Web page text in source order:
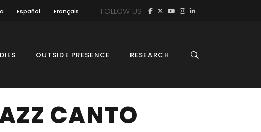
Español Français FOLLOW US
OUTSIDE PRESENCE RESEARCH
CANTO